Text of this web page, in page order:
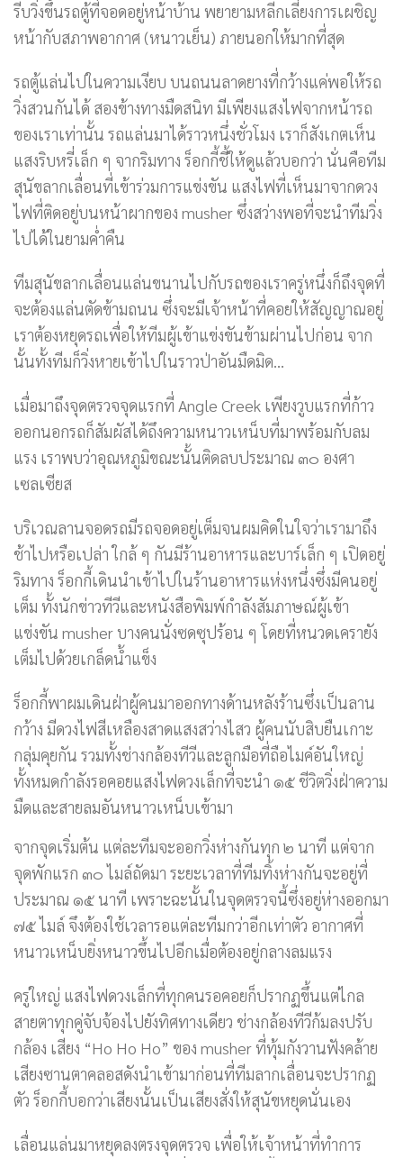
รีบวิ่งขึ้นรถตู้ที่จอดอยู่หน้าบ้าน พยายามหลีกเลี่ยงการเผชิญ
หน้ากับสภาพอากาศ (หนาวเย็น) ภายนอกให้มากที่สุด
รถตู้แล่นไปในความเงียบ บนถนนลาดยางที่กว้างแค่พอให้รถ
วิ่งสวนกันได้ สองข้างทางมืดสนิท มีเพียงแสงไฟจากหน้ารถ
ของเราเท่านั้น รถแล่นมาได้ราวหนึ่งชั่วโมง เราก็สังเกตเห็น
แสงริบหรี่เล็ก ๆ จากริมทาง ร็อกกี้ชี้ให้ดูแล้วบอกว่า นั่นคือทีม
สุนัขลากเลื่อนที่เข้าร่วมการแข่งขัน แสงไฟที่เห็นมาจากดวง
ไฟที่ติดอยู่บนหน้าผากของ musher ซึ่งสว่างพอที่จะนำทีมวิ่ง
ไปได้ในยามค่ำคืน
ทีมสุนัขลากเลื่อนแล่นขนานไปกับรถของเราครู่หนึ่งก็ถึงจุดที่
จะต้องแล่นตัดข้ามถนน ซึ่งจะมีเจ้าหน้าที่คอยให้สัญญาณอยู่
เราต้องหยุดรถเพื่อให้ทีมผู้เข้าแข่งขันข้ามผ่านไปก่อน จาก
นั้นทั้งทีมก็วิ่งหายเข้าไปในราวป่าอันมืดมิด…
เมื่อมาถึงจุดตรวจจุดแรกที่ Angle Creek เพียงวูบแรกที่ก้าว
ออกนอกรถก็สัมผัสได้ถึงความหนาวเหน็บที่มาพร้อมกับลม
แรง เราพบว่าอุณหภูมิขณะนั้นติดลบประมาณ ๓๐ องศา
เซลเซียส
บริเวณลานจอดรถมีรถจอดอยู่เต็มจนผมคิดในใจว่าเรามาถึง
ช้าไปหรือเปล่า ใกล้ ๆ กันมีร้านอาหารและบาร์เล็ก ๆ เปิดอยู่
ริมทาง ร็อกกี้เดินนำเข้าไปในร้านอาหารแห่งหนึ่งซึ่งมีคนอยู่
เต็ม ทั้งนักข่าวทีวีและหนังสือพิมพ์กำลังสัมภาษณ์ผู้เข้า
แข่งขัน musher บางคนนั่งซดซุปร้อน ๆ โดยที่หนวดเครายัง
เต็มไปด้วยเกล็ดน้ำแข็ง
ร็อกกี้พาผมเดินฝ่าผู้คนมาออกทางด้านหลังร้านซึ่งเป็นลาน
กว้าง มีดวงไฟสีเหลืองสาดแสงสว่างไสว ผู้คนนับสิบยืนเกาะ
กลุ่มคุยกัน รวมทั้งช่างกล้องทีวีและลูกมือที่ถือไมค์อันใหญ่
ทั้งหมดกำลังรอคอยแสงไฟดวงเล็กที่จะนำ ๑๕ ชีวิตวิ่งฝ่าความ
มืดและสายลมอันหนาวเหน็บเข้ามา
จากจุดเริ่มต้น แต่ละทีมจะออกวิ่งห่างกันทุก ๒ นาที แต่จาก
จุดพักแรก ๓๐ ไมล์ถัดมา ระยะเวลาที่ทีมทิ้งห่างกันจะอยู่ที่
ประมาณ ๑๕ นาที เพราะฉะนั้นในจุดตรวจนี้ซึ่งอยู่ห่างออกมา
๗๕ ไมล์ จึงต้องใช้เวลารอแต่ละทีมกว่าอีกเท่าตัว อากาศที่
หนาวเหน็บยิ่งหนาวขึ้นไปอีกเมื่อต้องอยู่กลางลมแรง
ครู่ใหญ่ แสงไฟดวงเล็กที่ทุกคนรอคอยก็ปรากฏขึ้นแต่ไกล
สายตาทุกคู่จับจ้องไปยังทิศทางเดียว ช่างกล้องทีวีก้มลงปรับ
กล้อง เสียง “Ho Ho Ho” ของ musher ที่ทุ้มกังวานฟังคล้าย
เสียงซานตาคลอสดังนำเข้ามาก่อนที่ทีมลากเลื่อนจะปรากฏ
ตัว ร็อกกี้บอกว่าเสียงนั้นเป็นเสียงสั่งให้สุนัขหยุดนั่นเอง
เลื่อนแล่นมาหยุดลงตรงจุดตรวจ เพื่อให้เจ้าหน้าที่ทำการ